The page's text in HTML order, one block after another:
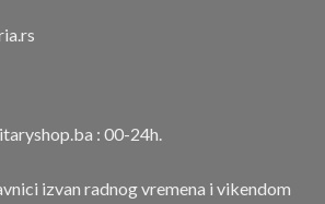
: 00-24h.
izvan radnog vremena i vikendom